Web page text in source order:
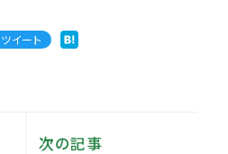
ツイート
次の記事